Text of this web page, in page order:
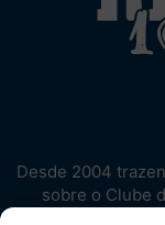
Desde 2004
sobre o Clube